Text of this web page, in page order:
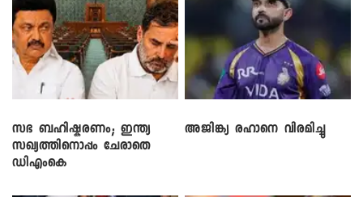
സഭ ബഹിഷ്കരണം; ഇന്ത്യ
സഖ്യത്തിനൊപ്പം ചേരാതെ
ഡിഎംകെ
അജിങ്ക്യ രഹാനെ വിരമിച്ചു